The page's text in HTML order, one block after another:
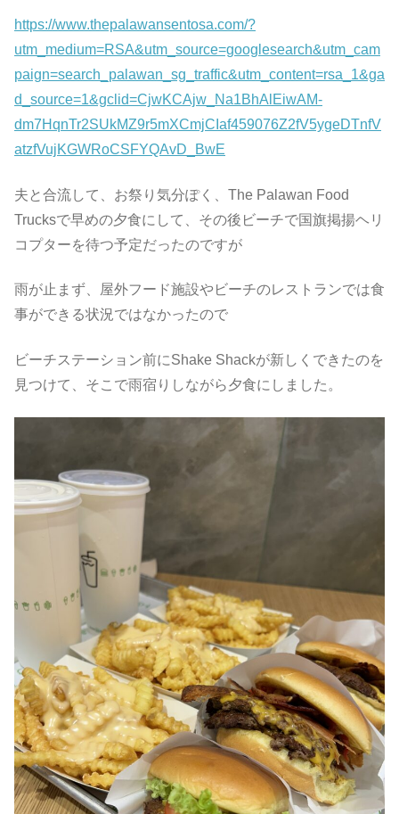
https://www.thepalawansentosa.com/?
utm_medium=RSA&utm_source=googlesearch&utm_cam
paign=search_palawan_sg_traffic&utm_content=rsa_1&ga
d_source=1&gclid=CjwKCAjw_Na1BhAlEiwAM-
dm7HqnTr2SUkMZ9r5mXCmjCIaf459076Z2fV5ygeDTnfV
atzfVujKGWRoCSFYQAvD_BwE
夫と合流して、お祭り気分ぽく、The Palawan Food
Trucksで早めの夕食にして、その後ビーチで国旗掲揚ヘリ
コプターを待つ予定だったのですが
雨が止まず、屋外フード施設やビーチのレストランでは食
事ができる状況ではなかったので
ビーチステーション前にShake Shackが新しくできたのを
見つけて、そこで雨宿りしながら夕食にしました。